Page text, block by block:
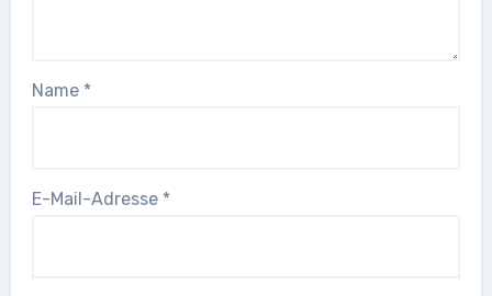
Name *
E-Mail-Adresse *